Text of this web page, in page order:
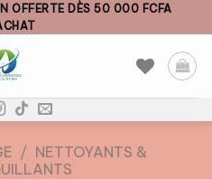
OFFERTE DÈS 50 000 FCFA
/ NETTOYANTS &